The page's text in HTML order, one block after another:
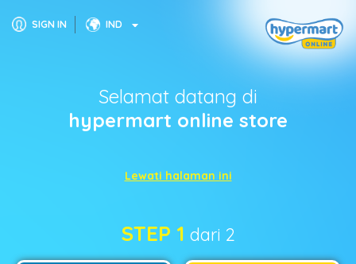
SIGN IN IND
Selamat datang di
hypermart online store
Lewati halaman ini
STEP 1 dari 2